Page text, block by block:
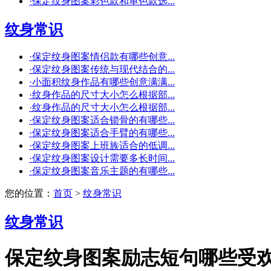
纹身常识
·保定纹身图案情侣款有哪些创意...
·保定纹身图案传统与现代结合的...
·小面积纹身作品有哪些创意满满...
·纹身作品的尺寸大小怎么根据部...
·纹身作品的尺寸大小怎么根据部...
·保定纹身图案适合锁骨的有哪些...
·保定纹身图案适合手臂的有哪些...
·保定纹身图案上班族适合的低调...
·保定纹身图案设计需要多长时间...
·保定纹身图案音乐主题的有哪些...
您的位置： 首页 > 纹身常识
纹身常识
保定纹身图案励志短句哪些受